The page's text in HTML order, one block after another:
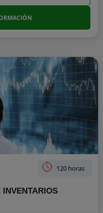
120 horas
INVENTARIOS